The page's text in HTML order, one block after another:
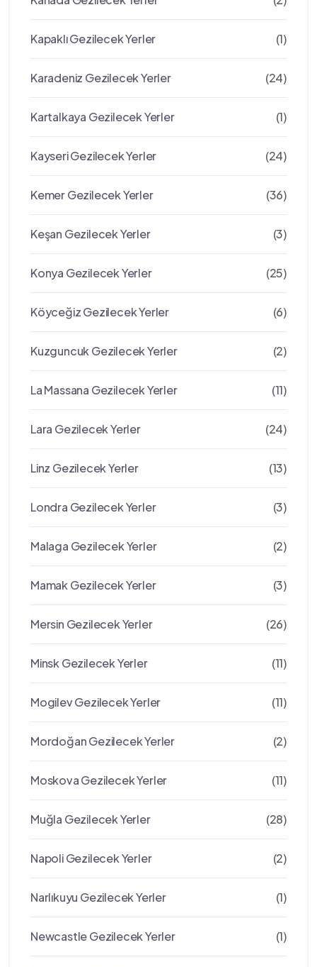
Kapaklı Gezilecek Yerler (1)
Karadeniz Gezilecek Yerler (24)
Kartalkaya Gezilecek Yerler (1)
Kayseri Gezilecek Yerler (24)
Kemer Gezilecek Yerler (36)
Keşan Gezilecek Yerler (3)
Konya Gezilecek Yerler (25)
Köyceğiz Gezilecek Yerler (6)
Kuzguncuk Gezilecek Yerler (2)
La Massana Gezilecek Yerler (11)
Lara Gezilecek Yerler (24)
Linz Gezilecek Yerler (13)
Londra Gezilecek Yerler (3)
Malaga Gezilecek Yerler (2)
Mamak Gezilecek Yerler (3)
Mersin Gezilecek Yerler (26)
Minsk Gezilecek Yerler (11)
Mogilev Gezilecek Yerler (11)
Mordoğan Gezilecek Yerler (2)
Moskova Gezilecek Yerler (11)
Muğla Gezilecek Yerler (28)
Napoli Gezilecek Yerler (2)
Narlıkuyu Gezilecek Yerler (1)
Newcastle Gezilecek Yerler (1)